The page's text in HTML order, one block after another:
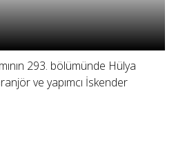
293. bölümünde Hülya
ve yapımcı İskender